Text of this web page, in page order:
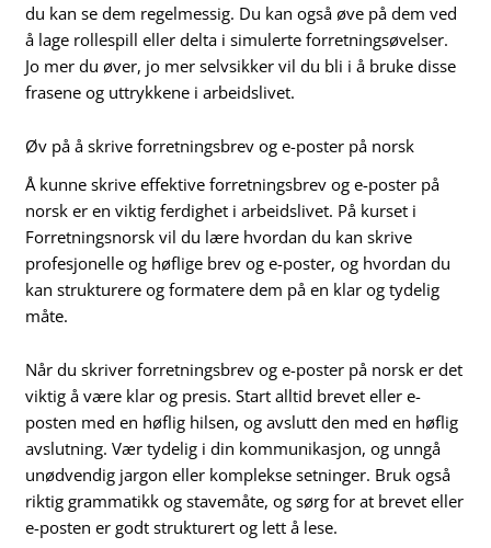
du kan se dem regelmessig. Du kan også øve på dem ved
å lage rollespill eller delta i simulerte forretningsøvelser.
Jo mer du øver, jo mer selvsikker vil du bli i å bruke disse
frasene og uttrykkene i arbeidslivet.
Øv på å skrive forretningsbrev og e-poster på norsk
Å kunne skrive effektive forretningsbrev og e-poster på
norsk er en viktig ferdighet i arbeidslivet. På kurset i
Forretningsnorsk vil du lære hvordan du kan skrive
profesjonelle og høflige brev og e-poster, og hvordan du
kan strukturere og formatere dem på en klar og tydelig
måte.
Når du skriver forretningsbrev og e-poster på norsk er det
viktig å være klar og presis. Start alltid brevet eller e-
posten med en høflig hilsen, og avslutt den med en høflig
avslutning. Vær tydelig i din kommunikasjon, og unngå
unødvendig jargon eller komplekse setninger. Bruk også
riktig grammatikk og stavemåte, og sørg for at brevet eller
e-posten er godt strukturert og lett å lese.